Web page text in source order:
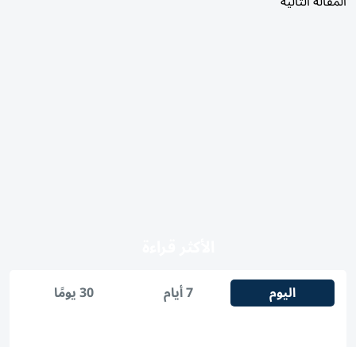
اليوم 7 أيام 30 يومًا